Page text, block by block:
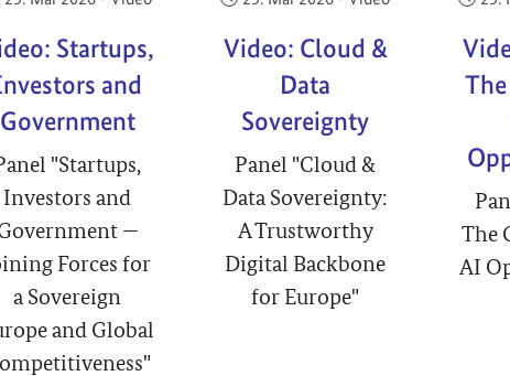
Startups,
and
Government
"Startups,
Investors and
—
Forces for
a Sovereign
and Global
Video: Cloud &
Data
Sovereignty
Panel "Cloud &
Data Sovereignty:
A Trustworthy
Digital Backbone
for Europe"
The
AI